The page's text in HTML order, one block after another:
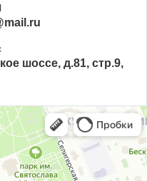
шоссе, д.81, стр.9,